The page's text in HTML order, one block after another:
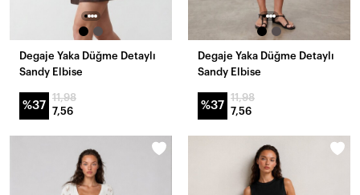
Degaje Yaka Düğme Detaylı
Sandy Elbise
%37
11,98
7,56
Degaje Yaka Düğme Detaylı
Sandy Elbise
%37
11,98
7,56